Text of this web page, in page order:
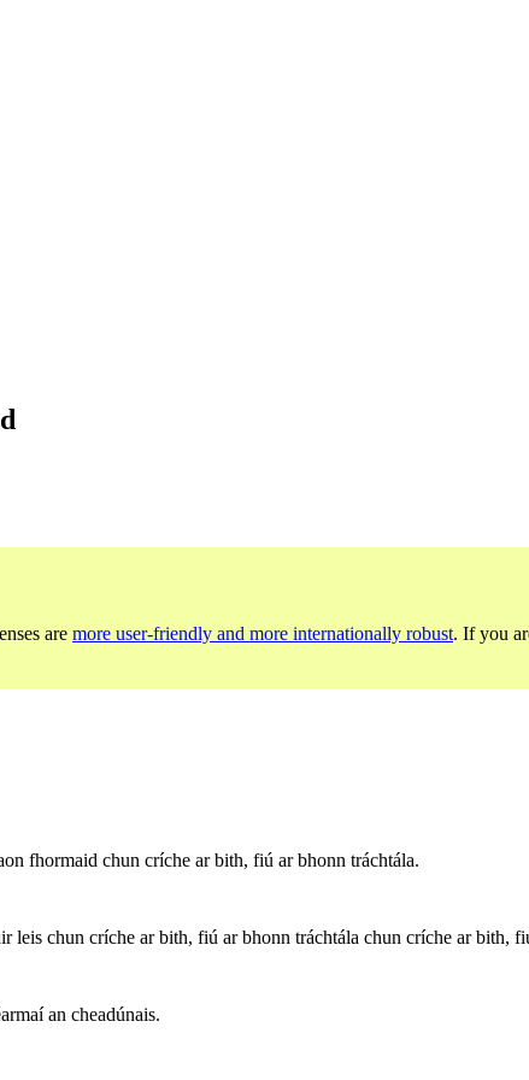
are more user-friendly and more internationally robust. If you
fhormaid chun críche ar bith, fiú ar bhonn tráchtála.
leis chun críche ar bith, fiú ar bhonn tráchtála chun críche ar bith,
an cheadúnais.